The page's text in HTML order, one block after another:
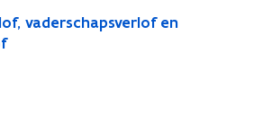
vaderschapsverlof en